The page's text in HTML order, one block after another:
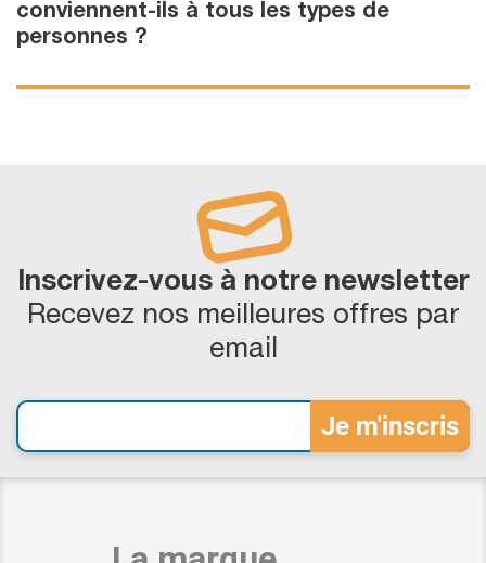
conviennent-ils à tous les types de
personnes ?
Inscrivez-vous à notre newsletter
Recevez nos meilleures offres par
email